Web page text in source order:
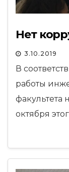
Нет
3.10.2019
В
работы
факультета
октября